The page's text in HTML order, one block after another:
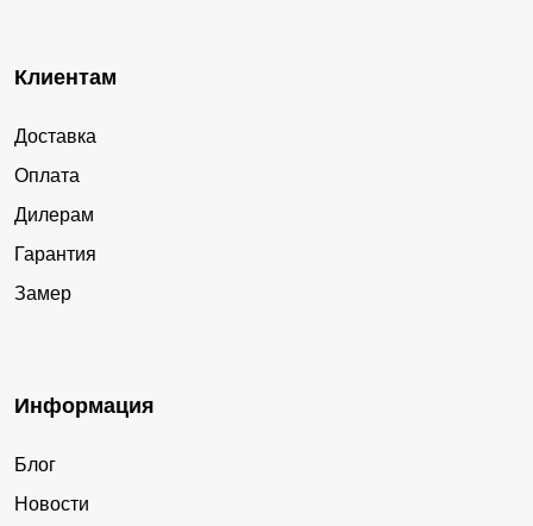
Клиентам
Доставка
Оплата
Дилерам
Гарантия
Замер
Информация
Блог
Новости